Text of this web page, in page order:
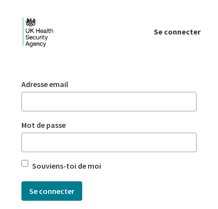
Se connecter
Authentification
Adresse email
Mot de passe
Souviens-toi de moi
Se connecter